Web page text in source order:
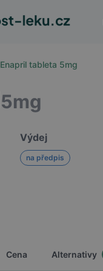
Enapril tableta 5mg
5mg
Výdej
na předpis
Cena Alternativy